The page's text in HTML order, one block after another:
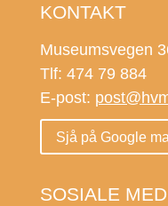
KONTAKT
Museumsvegen
Tlf: 474 79 884
E-post:
Sjå på Google
SOSIALE